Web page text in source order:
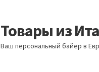
Перейти
к
навигации
Перейти
к
содержимому
Товары из
Ваш персональный байер в